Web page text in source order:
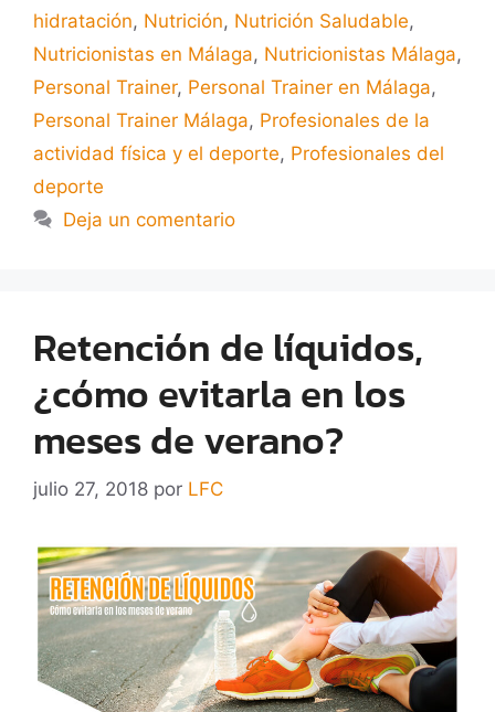
hidratación, Nutrición, Nutrición Saludable,
Nutricionistas en Málaga, Nutricionistas Málaga,
Personal Trainer, Personal Trainer en Málaga,
Personal Trainer Málaga, Profesionales de la
actividad física y el deporte, Profesionales del
deporte
Deja un comentario
Retención de líquidos,
¿cómo evitarla en los
meses de verano?
julio 27, 2018 por LFC